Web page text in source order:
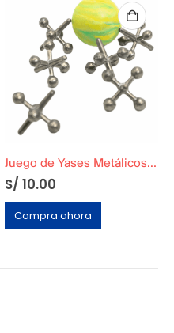
Juego de Yases Metálicos Plomos 6 Unidades + Pelota de Goma (En Bolsita Lista para Regalar)
S/ 10.00
Compra ahora